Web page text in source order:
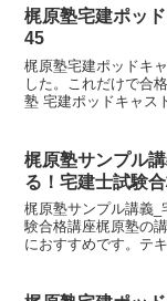
梶原塾宅建ポッ
45
梶原塾宅建ポッドキ
した。これだけで合
塾 宅建ポッドキャス
梶原塾サンプル
る！宅建士試験
梶原塾サンプル講義
験合格講座梶原塾の
におすすめです。テ